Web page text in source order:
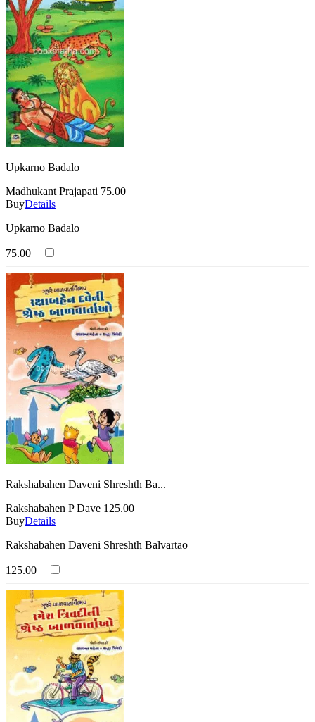
Upkarno Badalo
Madhukant Prajapati 75.00
BuyDetails
Upkarno Badalo
75.00
Rakshabahen Daveni Shreshth Ba...
Rakshabahen P Dave 125.00
BuyDetails
Rakshabahen Daveni Shreshth Balvartao
125.00